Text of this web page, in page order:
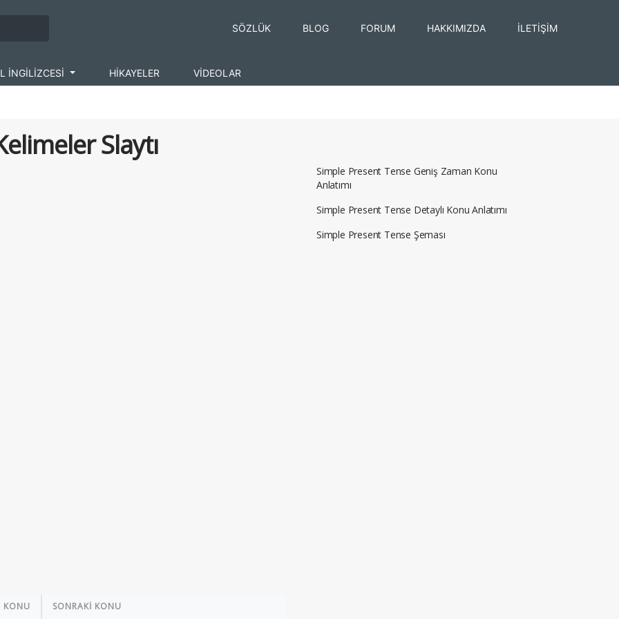
SÖZLÜK BLOG FORUM HAKKIMIZDA İLETİŞİM
İNGİLİZCESİ HİKAYELER VİDEOLAR
Slaytı
KONU SONRAKİ KONU
Simple Present Tense Geniş Zaman Konu
Anlatımı
Simple Present Tense Detaylı Konu Anlatımı
Simple Present Tense Şeması